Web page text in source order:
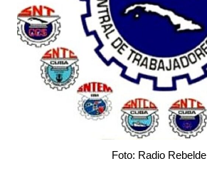
Foto: Radio Rebelde